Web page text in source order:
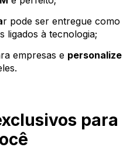
r pode ser entregue como
ligados à tecnologia;
empresas e personalize
para